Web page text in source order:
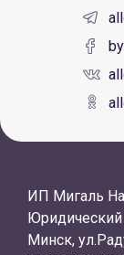
ИП Мигаль
Юридический
Минск,